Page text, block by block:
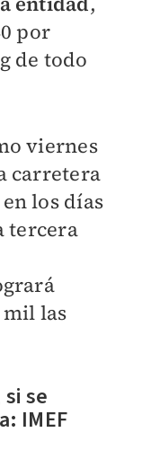
por
de todo
viernes
carretera
los días
tercera
las
se
IMEF